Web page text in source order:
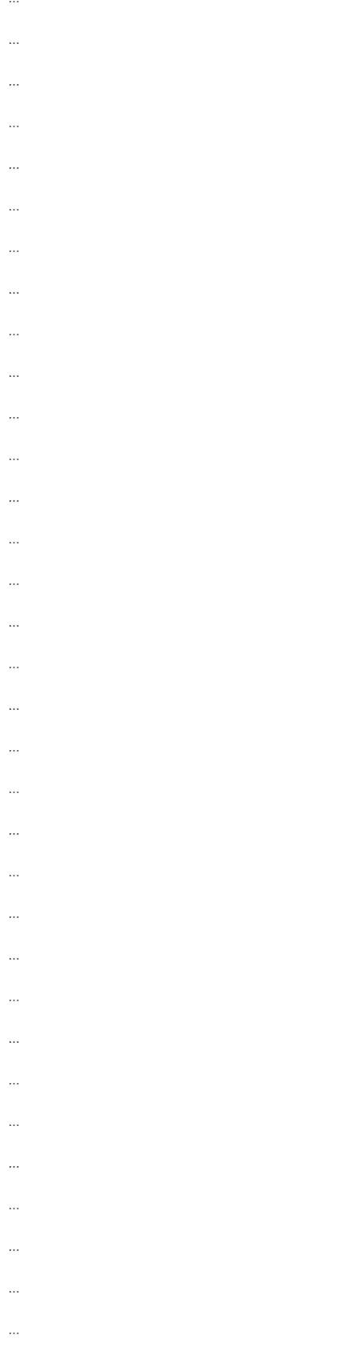
…
…
…
…
…
…
…
…
…
…
…
…
…
…
…
…
…
…
…
…
…
…
…
…
…
…
…
…
…
…
…
…